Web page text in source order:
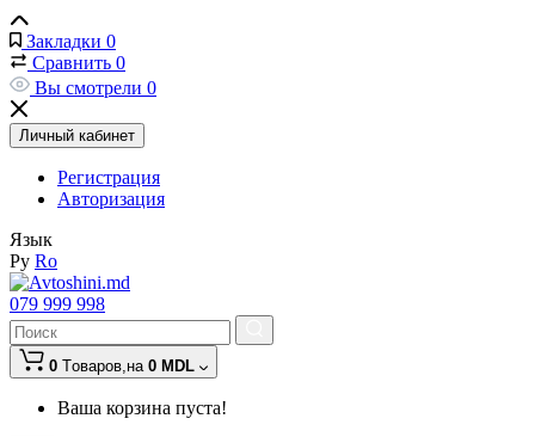
Закладки 0
Сравнить 0
Вы смотрели 0
Личный кабинет
Регистрация
Авторизация
Язык
Ру Ro
079 999 998
0 Tоваров,на 0 MDL
Ваша корзина пуста!